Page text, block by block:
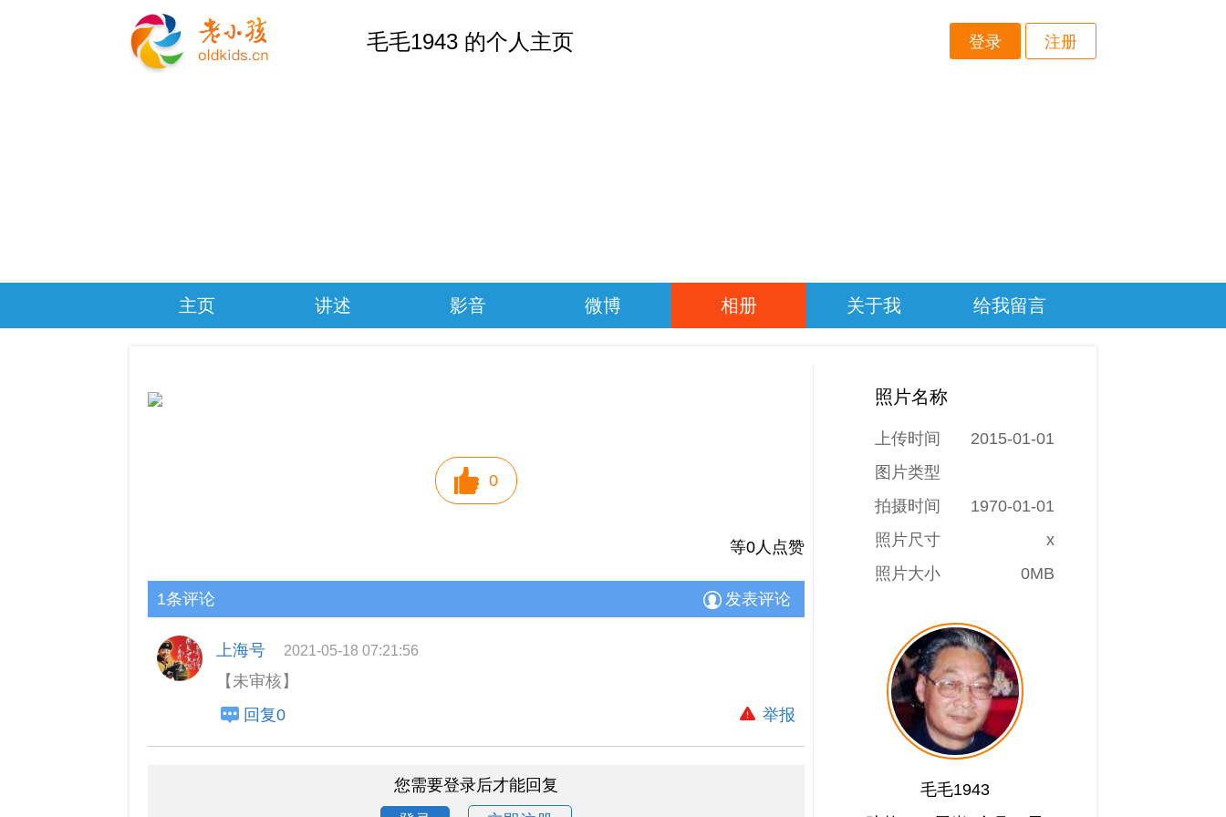
毛毛1943 的个人主页 登录 注册
主页 讲述 影音 微博 相册 关于我 给我留言
0
等0人点赞
发表评论
1条评论
上海号 2021-05-18 07:21:56
【未审核】
回复0
举报
您需要登录后才能回复
照片名称
上传时间
2015-01-01
图片类型
拍摄时间
1970-01-01
照片尺寸
x
照片大小
0MB
毛毛1943